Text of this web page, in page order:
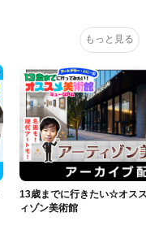
もっと見る
13歳までに行きたい☆オス
ィゾン美術館